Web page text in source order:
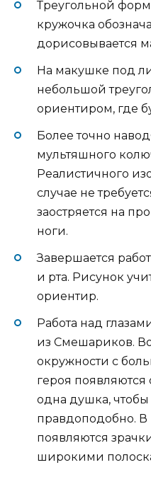
Треугольной
кружочка
дорисовывается
На макушке под
небольшой
ориентиром, где
Более точно
мультяшного
Реалистичного
случае не
заостряется на
ноги.
Завершается
и рта. Рисунок
ориентир.
Работа над
из Смешариков.
окружности с
героя появляются
одна душка, чтобы
правдоподобно. В
появляются
широкими